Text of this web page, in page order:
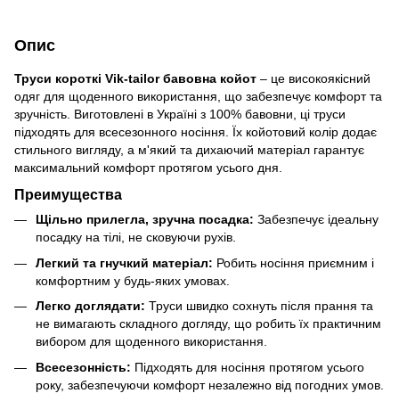
Опис
Труси короткі Vik-tailor бавовна койот – це високоякісний
одяг для щоденного використання, що забезпечує комфорт та
зручність. Виготовлені в Україні з 100% бавовни, ці труси
підходять для всесезонного носіння. Їх койотовий колір додає
стильного вигляду, а м'який та дихаючий матеріал гарантує
максимальний комфорт протягом усього дня.
Преимущества
Щільно прилегла, зручна посадка: Забезпечує ідеальну
посадку на тілі, не сковуючи рухів.
Легкий та гнучкий матеріал: Робить носіння приємним і
комфортним у будь-яких умовах.
Легко доглядати: Труси швидко сохнуть після прання та
не вимагають складного догляду, що робить їх практичним
вибором для щоденного використання.
Всесезонність: Підходять для носіння протягом усього
року, забезпечуючи комфорт незалежно від погодних умов.